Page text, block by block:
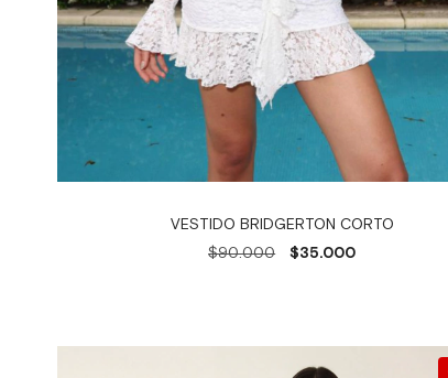
VESTIDO BRIDGERTON CORTO
$90.000
$35.000